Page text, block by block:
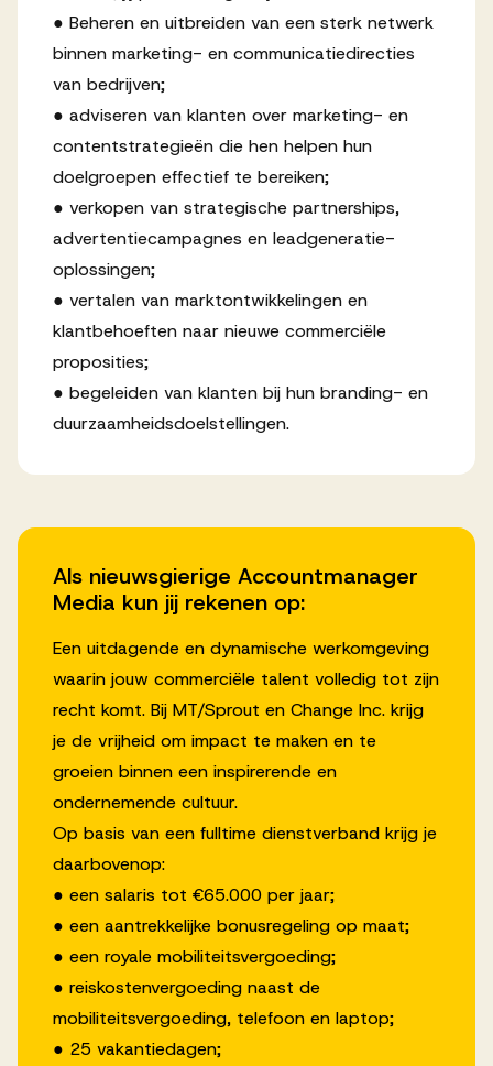
● Beheren en uitbreiden van een sterk netwerk
binnen marketing- en communicatiedirecties
van bedrijven;
● adviseren van klanten over marketing- en
contentstrategieën die hen helpen hun
doelgroepen effectief te bereiken;
● verkopen van strategische partnerships,
advertentiecampagnes en leadgeneratie-
oplossingen;
● vertalen van marktontwikkelingen en
klantbehoeften naar nieuwe commerciële
proposities;
● begeleiden van klanten bij hun branding- en
duurzaamheidsdoelstellingen.
Als nieuwsgierige Accountmanager
Media kun jij rekenen op:
Een uitdagende en dynamische werkomgeving
waarin jouw commerciële talent volledig tot zijn
recht komt. Bij MT/Sprout en Change Inc. krijg
je de vrijheid om impact te maken en te
groeien binnen een inspirerende en
ondernemende cultuur.
Op basis van een fulltime dienstverband krijg je
daarbovenop:
● een salaris tot €65.000 per jaar;
● een aantrekkelijke bonusregeling op maat;
● een royale mobiliteitsvergoeding;
● reiskostenvergoeding naast de
mobiliteitsvergoeding, telefoon en laptop;
● 25 vakantiedagen;